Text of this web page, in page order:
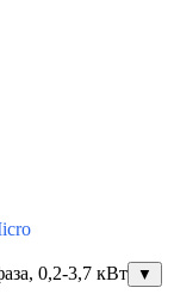
0,2-3,7 кВт
▼